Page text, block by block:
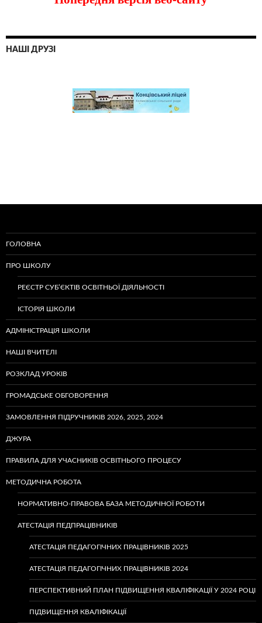
НАШІ ДРУЗІ
ГОЛОВНА
ПРО ШКОЛУ
РЕЄСТР СУБ’ЄКТІВ ОСВІТНЬОЇ ДІЯЛЬНОСТІ
ІСТОРІЯ ШКОЛИ
АДМІНІСТРАЦІЯ ШКОЛИ
НАШІ ВЧИТЕЛІ
РОЗКЛАД УРОКІВ
ГРОМАДСЬКЕ ОБГОВОРЕННЯ
ЗАМОВЛЕННЯ ПІДРУЧНИКІВ 2026, 2025, 2024
ДЖУРА
ПРАВИЛА ДЛЯ УЧАСНИКІВ ОСВІТНЬОГО ПРОЦЕСУ
МЕТОДИЧНА РОБОТА
НОРМАТИВНО-ПРАВОВА БАЗА МЕТОДИЧНОЇ РОБОТИ
АТЕСТАЦІЯ ПЕДПРАЦІВНИКІВ
АТЕСТАЦІЯ ПЕДАГОГІЧНИХ ПРАЦІВНИКІВ 2025
АТЕСТАЦІЯ ПЕДАГОГІЧНИХ ПРАЦІВНИКІВ 2024
ПЕРСПЕКТИВНИЙ ПЛАН ПІДВИЩЕННЯ КВАЛІФІКАЦІЇ У 2024 РОЦІ
ПІДВИЩЕННЯ КВАЛІФІКАЦІЇ